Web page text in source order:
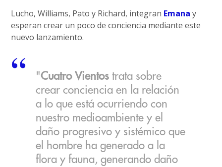
Lucho, Williams, Pato y Richard, integran Emana y
esperan crear un poco de conciencia mediante este
nuevo lanzamiento.
"Cuatro Vientos trata sobre
crear conciencia en la relación
a lo que está ocurriendo con
nuestro medioambiente y el
daño progresivo y sistémico que
el hombre ha generado a la
flora y fauna, generando daño